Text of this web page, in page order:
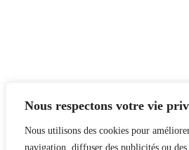
Nous respectons votre vie
Nous utilisons des cookies pour
navigation, diffuser des publicités ou des